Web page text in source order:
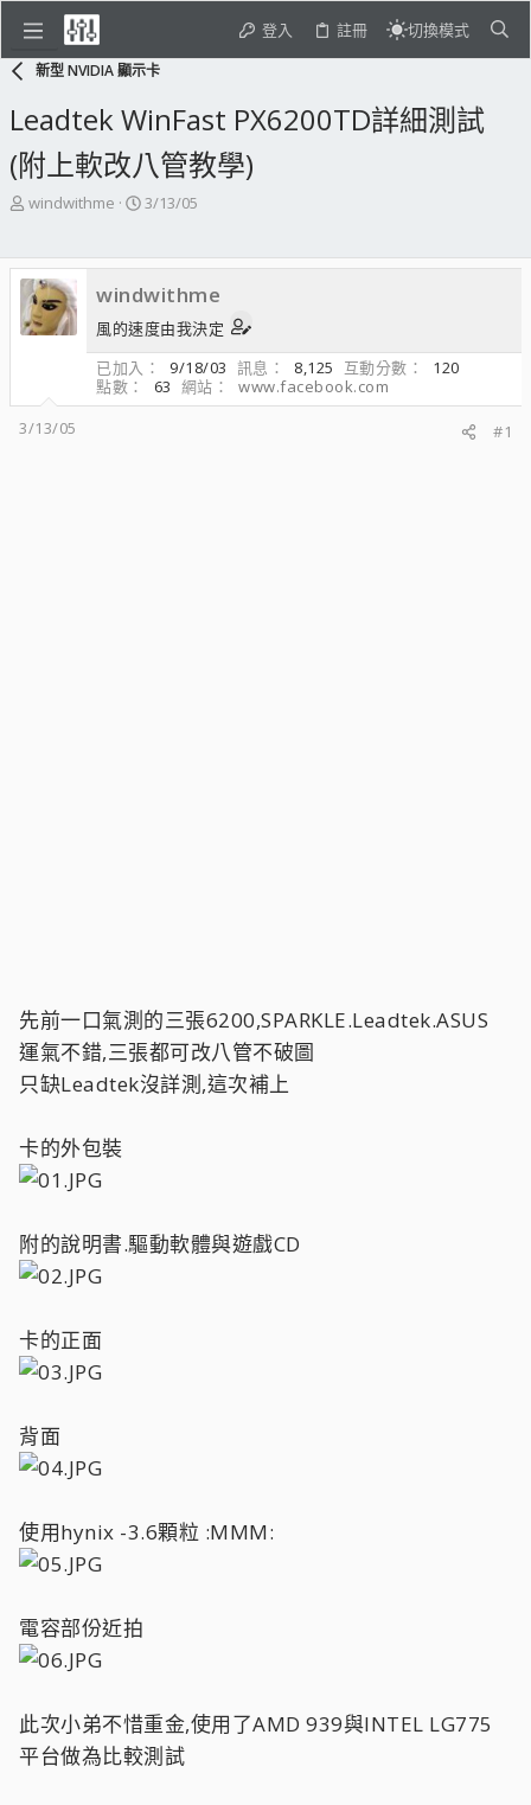
登入 註冊 切換模式
新型 NVIDIA 顯示卡
Leadtek WinFast PX6200TD詳細測試
(附上軟改八管教學)
主
起
人
windwithme
開
期
3/13/05
windwithme
風的速度由我決定
已加入
9/18/03 訊息 8,125 互動分數
120
點數
63 網站
www.facebook.com
3/13/05
#1
先前一口氣測的三張6200,SPARKLE.Leadtek.ASUS
運氣不錯,三張都可改八管不破圖
只缺Leadtek沒詳測,這次補上
卡的外包裝
附的說明書.驅動軟體與遊戲CD
卡的正面
背面
使用hynix -3.6顆粒 :MMM:
電容部份近拍
此次小弟不惜重金,使用了AMD 939與INTEL LG775
平台做為比較測試